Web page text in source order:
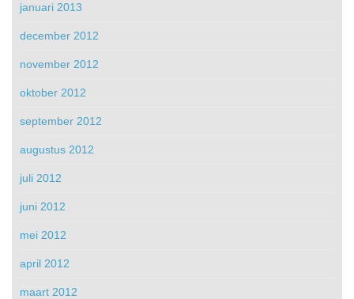
januari 2013
december 2012
november 2012
oktober 2012
september 2012
augustus 2012
juli 2012
juni 2012
mei 2012
april 2012
maart 2012